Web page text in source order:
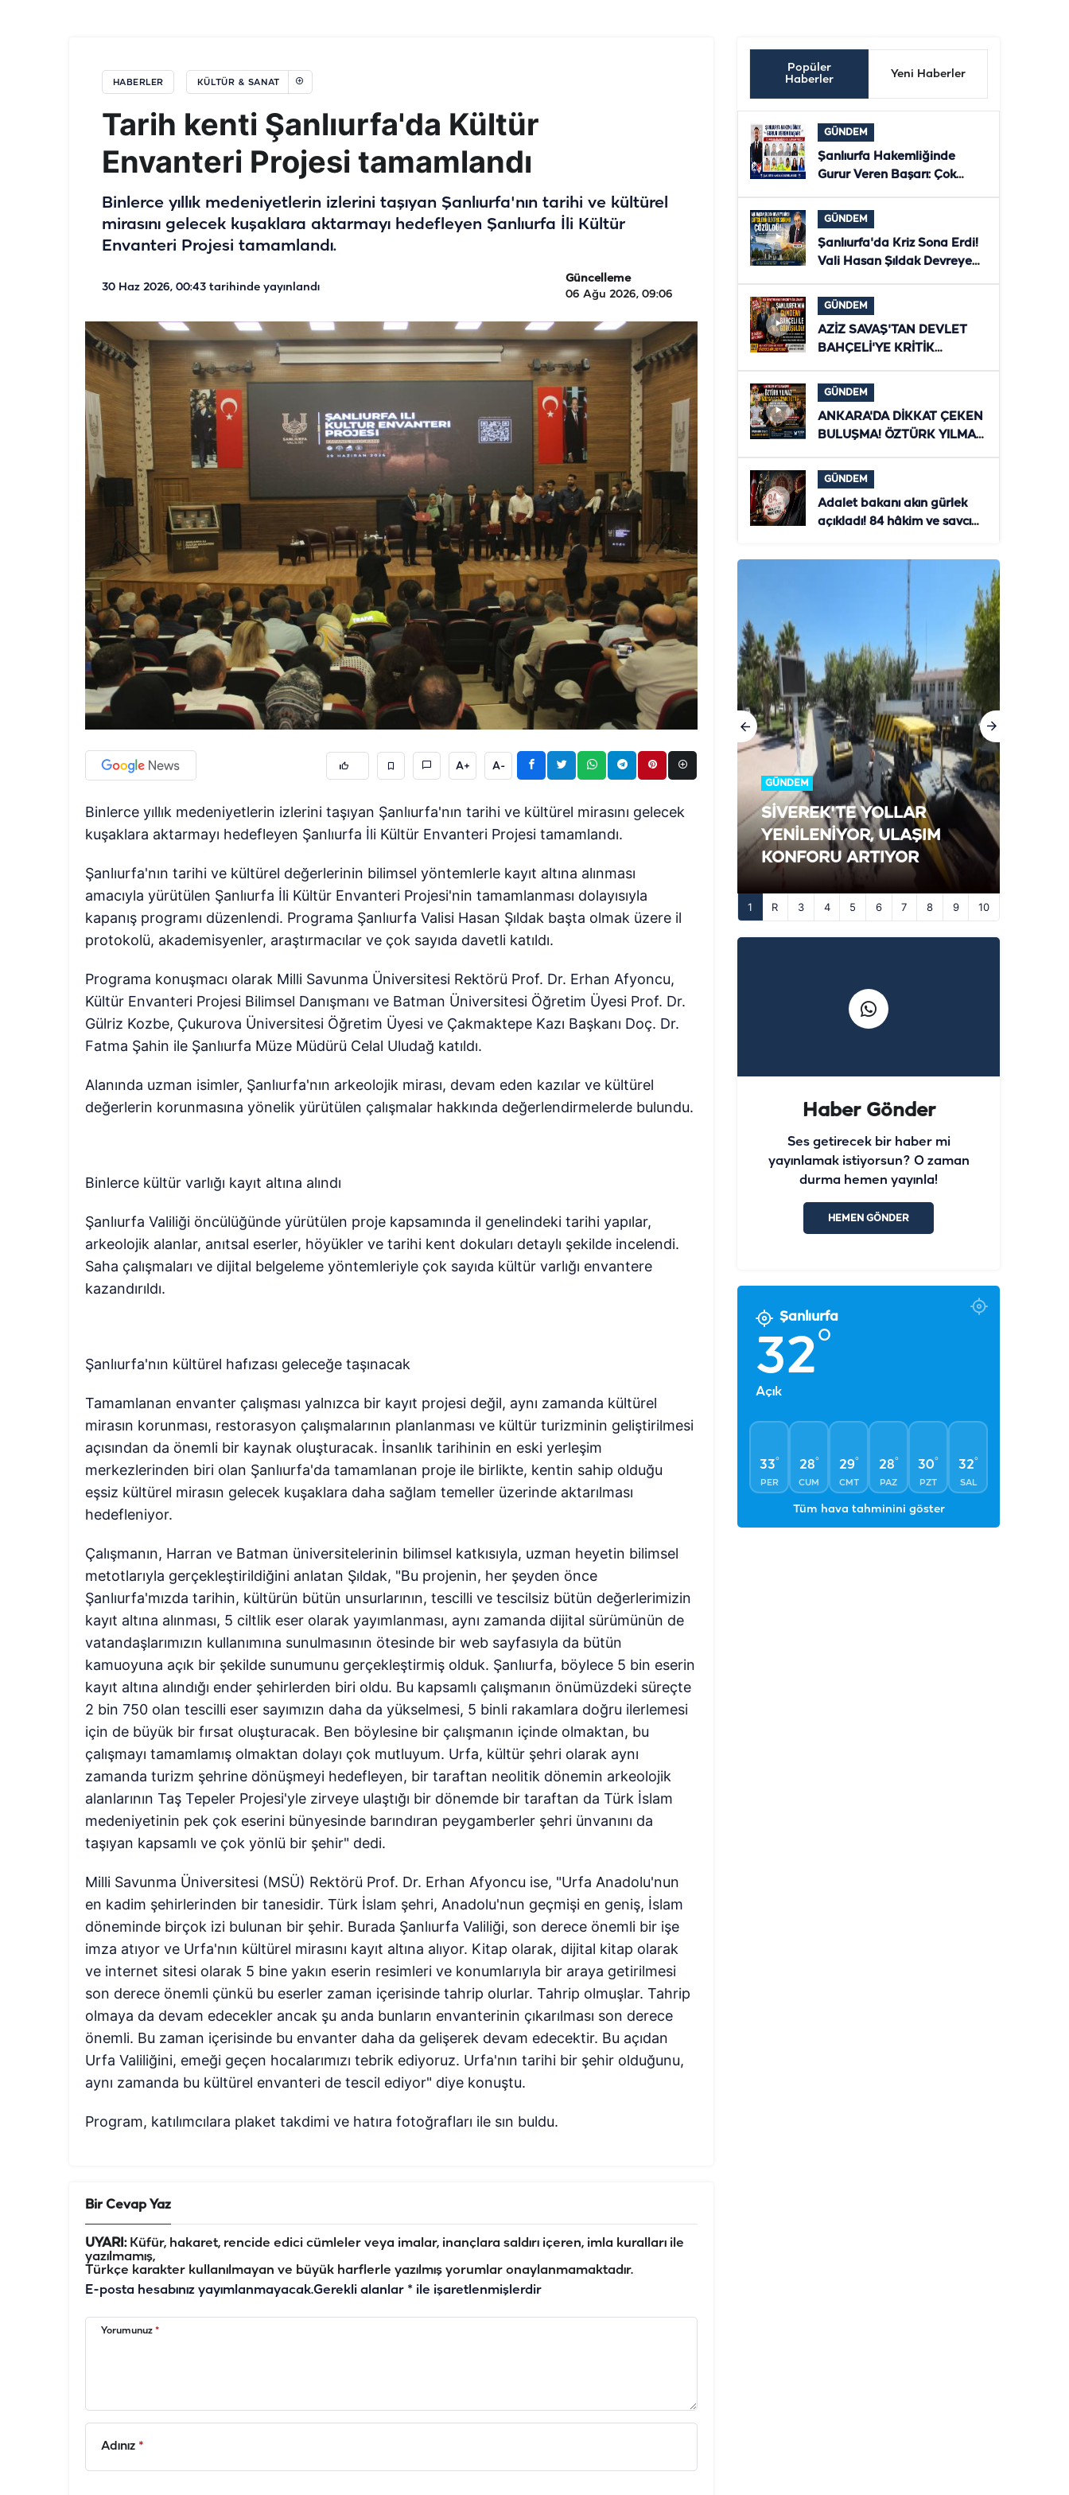
HABERLER KÜLTÜR & SANAT
Tarih kenti Şanlıurfa'da Kültür
Envanteri Projesi tamamlandı
Binlerce yıllık medeniyetlerin izlerini taşıyan Şanlıurfa'nın tarihi ve kültürel
mirasını gelecek kuşaklara aktarmayı hedefleyen Şanlıurfa İli Kültür
Envanteri Projesi tamamlandı.
30 Haz 2026, 00:43 tarihinde yayınlandı
Güncelleme
06 Ağu 2026, 09:06
A+ A-
Binlerce yıllık medeniyetlerin izlerini taşıyan Şanlıurfa'nın tarihi ve kültürel mirasını gelecek
kuşaklara aktarmayı hedefleyen Şanlıurfa İli Kültür Envanteri Projesi tamamlandı.
Şanlıurfa'nın tarihi ve kültürel değerlerinin bilimsel yöntemlerle kayıt altına alınması
amacıyla yürütülen Şanlıurfa İli Kültür Envanteri Projesi'nin tamamlanması dolayısıyla
kapanış programı düzenlendi. Programa Şanlıurfa Valisi Hasan Şıldak başta olmak üzere il
protokolü, akademisyenler, araştırmacılar ve çok sayıda davetli katıldı.
Programa konuşmacı olarak Milli Savunma Üniversitesi Rektörü Prof. Dr. Erhan Afyoncu,
Kültür Envanteri Projesi Bilimsel Danışmanı ve Batman Üniversitesi Öğretim Üyesi Prof. Dr.
Gülriz Kozbe, Çukurova Üniversitesi Öğretim Üyesi ve Çakmaktepe Kazı Başkanı Doç. Dr.
Fatma Şahin ile Şanlıurfa Müze Müdürü Celal Uludağ katıldı.
Alanında uzman isimler, Şanlıurfa'nın arkeolojik mirası, devam eden kazılar ve kültürel
değerlerin korunmasına yönelik yürütülen çalışmalar hakkında değerlendirmelerde bulundu.
Binlerce kültür varlığı kayıt altına alındı
Şanlıurfa Valiliği öncülüğünde yürütülen proje kapsamında il genelindeki tarihi yapılar,
arkeolojik alanlar, anıtsal eserler, höyükler ve tarihi kent dokuları detaylı şekilde incelendi.
Saha çalışmaları ve dijital belgeleme yöntemleriyle çok sayıda kültür varlığı envantere
kazandırıldı.
Şanlıurfa'nın kültürel hafızası geleceğe taşınacak
Tamamlanan envanter çalışması yalnızca bir kayıt projesi değil, aynı zamanda kültürel
mirasın korunması, restorasyon çalışmalarının planlanması ve kültür turizminin geliştirilmesi
açısından da önemli bir kaynak oluşturacak. İnsanlık tarihinin en eski yerleşim
merkezlerinden biri olan Şanlıurfa'da tamamlanan proje ile birlikte, kentin sahip olduğu
eşsiz kültürel mirasın gelecek kuşaklara daha sağlam temeller üzerinde aktarılması
hedefleniyor.
Çalışmanın, Harran ve Batman üniversitelerinin bilimsel katkısıyla, uzman heyetin bilimsel
metotlarıyla gerçekleştirildiğini anlatan Şıldak, "Bu projenin, her şeyden önce
Şanlıurfa'mızda tarihin, kültürün bütün unsurlarının, tescilli ve tescilsiz bütün değerlerimizin
kayıt altına alınması, 5 ciltlik eser olarak yayımlanması, aynı zamanda dijital sürümünün de
vatandaşlarımızın kullanımına sunulmasının ötesinde bir web sayfasıyla da bütün
kamuoyuna açık bir şekilde sunumunu gerçekleştirmiş olduk. Şanlıurfa, böylece 5 bin eserin
kayıt altına alındığı ender şehirlerden biri oldu. Bu kapsamlı çalışmanın önümüzdeki süreçte
2 bin 750 olan tescilli eser sayımızın daha da yükselmesi, 5 binli rakamlara doğru ilerlemesi
için de büyük bir fırsat oluşturacak. Ben böylesine bir çalışmanın içinde olmaktan, bu
çalışmayı tamamlamış olmaktan dolayı çok mutluyum. Urfa, kültür şehri olarak aynı
zamanda turizm şehrine dönüşmeyi hedefleyen, bir taraftan neolitik dönemin arkeolojik
alanlarının Taş Tepeler Projesi'yle zirveye ulaştığı bir dönemde bir taraftan da Türk İslam
medeniyetinin pek çok eserini bünyesinde barındıran peygamberler şehri ünvanını da
taşıyan kapsamlı ve çok yönlü bir şehir" dedi.
Milli Savunma Üniversitesi (MSÜ) Rektörü Prof. Dr. Erhan Afyoncu ise, "Urfa Anadolu'nun
en kadim şehirlerinden bir tanesidir. Türk İslam şehri, Anadolu'nun geçmişi en geniş, İslam
döneminde birçok izi bulunan bir şehir. Burada Şanlıurfa Valiliği, son derece önemli bir işe
imza atıyor ve Urfa'nın kültürel mirasını kayıt altına alıyor. Kitap olarak, dijital kitap olarak
ve internet sitesi olarak 5 bine yakın eserin resimleri ve konumlarıyla bir araya getirilmesi
son derece önemli çünkü bu eserler zaman içerisinde tahrip olurlar. Tahrip olmuşlar. Tahrip
olmaya da devam edecekler ancak şu anda bunların envanterinin çıkarılması son derece
önemli. Bu zaman içerisinde bu envanter daha da gelişerek devam edecektir. Bu açıdan
Urfa Valiliğini, emeği geçen hocalarımızı tebrik ediyoruz. Urfa'nın tarihi bir şehir olduğunu,
aynı zamanda bu kültürel envanteri de tescil ediyor" diye konuştu.
Program, katılımcılara plaket takdimi ve hatıra fotoğrafları ile sın buldu.
Bir Cevap Yaz
UYARI:Küfür, hakaret, rencide edici cümleler veya imalar, inançlara saldırı içeren, imla kuralları ile
yazılmamış,
Türkçe karakter kullanılmayan ve büyük harflerle yazılmış yorumlar onaylanmamaktadır.
E-posta hesabınız yayımlanmayacak.Gerekli alanlar * ile işaretlenmişlerdir
Yorumunuz *
Adınız *
Popüler
Haberler
Yeni Haberler
GÜNDEM
Şanlıurfa Hakemliğinde
Gurur Veren Başarı: Çok
Bölgesel Klasmana Yükseldi
GÜNDEM
Şanlıurfa'da Kriz Sona Erdi!
Vali Hasan Şıldak Devreye
Yeniden Verildi
GÜNDEM
AZİZ SAVAŞ'TAN DEVLET
BAHÇELİ'YE KRİTİK
YENİ DÖNEMİ MASAYA
YATIRILDI
GÜNDEM
ANKARA'DA DİKKAT ÇEKEN
BULUŞMA! ÖZTÜRK YILMAZ
TÜRKİYE'NİN GELECEĞİNİ
MASAYA YATIRDI
GÜNDEM
Adalet bakanı akın gürlek
açıkladı! 84 hâkim ve savcı
GÜNDEM
SİVEREK'TE YOLLAR
YENİLENİYOR, ULAŞIM
KONFORU ARTIYOR
1 3 4 5 6 7 8 9 10
Haber Gönder
Ses getirecek bir haber mi
yayınlamak istiyorsun? O zaman
durma hemen yayınla!
HEMEN GÖNDER
Şanlıurfa
32°
Açık
33°
PER
28°
CUM
29°
CMT
28°
PAZ
30°
PZT
32°
SAL
Tüm hava tahminini göster